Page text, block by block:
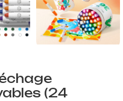
(24